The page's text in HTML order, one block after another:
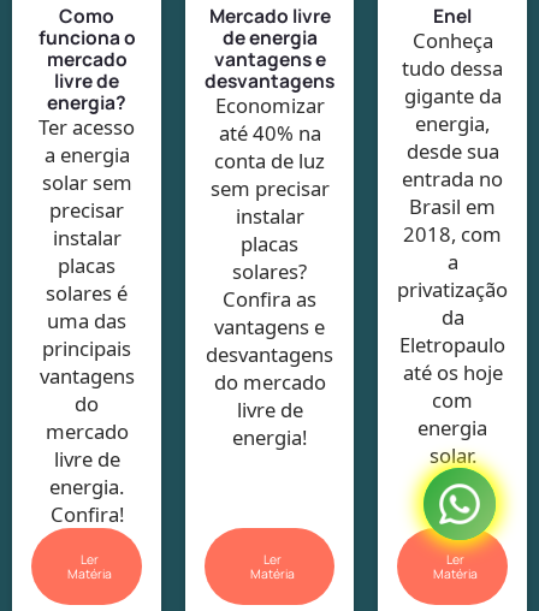
Como
funciona o
mercado
livre de
energia?
Ter acesso
a energia
solar sem
precisar
instalar
placas
solares é
uma das
principais
vantagens
do
mercado
livre de
energia.
Confira!
Ler
Matéria
Mercado livre
de energia
vantagens e
desvantagens
Economizar
até 40% na
conta de luz
sem precisar
instalar
placas
solares?
Confira as
vantagens e
desvantagens
do mercado
livre de
energia!
Ler
Matéria
Enel
Conheça
tudo dessa
gigante da
energia,
desde sua
entrada no
Brasil em
2018, com
a
privatização
da
Eletropaulo
até os hoje
com
energia
solar.
Ler
Matéria